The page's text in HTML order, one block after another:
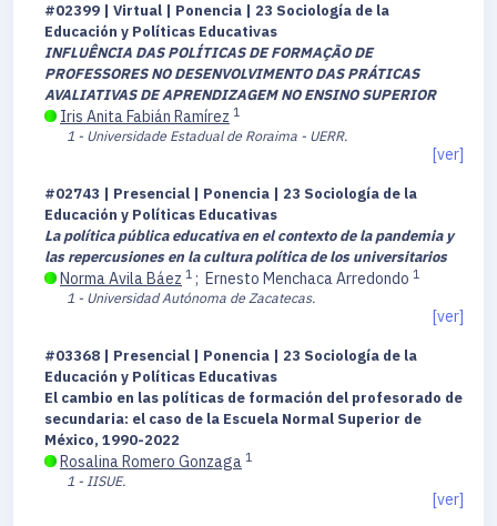
#02399 | Virtual | Ponencia | 23 Sociología de la
Educación y Políticas Educativas
INFLUÊNCIA DAS POLÍTICAS DE FORMAÇÃO DE
PROFESSORES NO DESENVOLVIMENTO DAS PRÁTICAS
AVALIATIVAS DE APRENDIZAGEM NO ENSINO SUPERIOR
Iris Anita Fabián Ramírez 1
1 - Universidade Estadual de Roraima - UERR.
[ver]
#02743 | Presencial | Ponencia | 23 Sociología de la
Educación y Políticas Educativas
La política pública educativa en el contexto de la pandemia y
las repercusiones en la cultura política de los universitarios
Norma Avila Báez 1 ; Ernesto Menchaca Arredondo 1
1 - Universidad Autónoma de Zacatecas.
[ver]
#03368 | Presencial | Ponencia | 23 Sociología de la
Educación y Políticas Educativas
El cambio en las políticas de formación del profesorado de
secundaria: el caso de la Escuela Normal Superior de
México, 1990-2022
Rosalina Romero Gonzaga 1
1 - IISUE.
[ver]